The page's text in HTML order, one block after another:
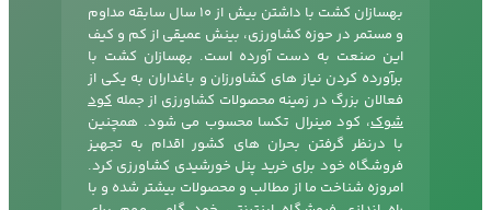
بهسازان کشت با داشتن بیش از 10 سال سابقه مداوم
و مستمر در حوزه کشاورزی، بینش عمیقی از کم و کیف
این صنعت به دست آورده است. بهسازان کشت با
برآورده کردن نیاز های کشاورزان و باغداران به یکی از
فعالان بزرگ در زمینه محصولات کشاورزی از جمله کود
شوک، کود مینرال تکسا محسوب می شود. همچنین
با درنظر گرفتن بحران های کشور اقدام به تجهیز
فروشگاه خود برای خرید پنل خورشیدی کشاورزی کرد.
امروزه شناخت ما از مطالب و محصولات بیشتر شده و با